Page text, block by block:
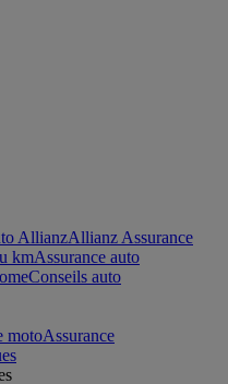
AllianzAllianz Assurance
kmAssurance auto
Conseils auto
motoAssurance